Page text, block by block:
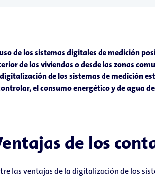
de los sistemas digitales de medición
de las viviendas o desde las zonas
de los sistemas de medición
el consumo energético y de agua
de los
las ventajas de la digitalización de los